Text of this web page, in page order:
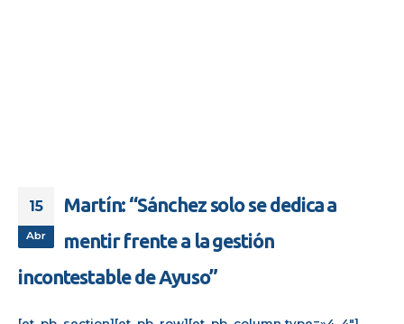
15
Abr
Martín: “Sánchez solo se dedica a
mentir frente a la gestión
incontestable de Ayuso”